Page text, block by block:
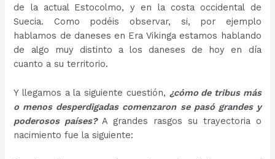
de la actual Estocolmo, y en la costa occidental de
Suecia. Como podéis observar, si, por ejemplo
hablamos de daneses en Era Vikinga estamos hablando
de algo muy distinto a los daneses de hoy en día
cuanto a su territorio.
Y llegamos a la siguiente cuestión, ¿cómo de tribus más
o menos desperdigadas comenzaron se pasó grandes y
poderosos países?A grandes rasgos su trayectoria o
nacimiento fue la siguiente: